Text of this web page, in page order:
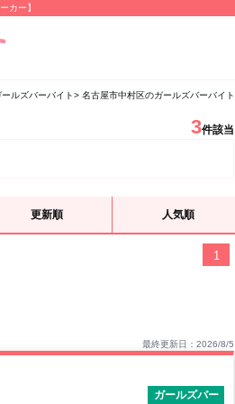
カー】
ルズバーバイト 名古屋市中村区のガールズバーバイト
3件該当
更新順 人気順
1
最終更新日：2026/8/5
ガールズバー